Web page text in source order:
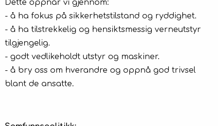
Dette oppnår vi gjennom:
- å ha fokus på sikkerhetstilstand og ryddighet.
- å ha tilstrekkelig og hensiktsmessig verneutstyr
tilgjengelig.
- godt vedlikeholdt utstyr og maskiner.
- å bry oss om hverandre og oppnå god trivsel
blant de ansatte.